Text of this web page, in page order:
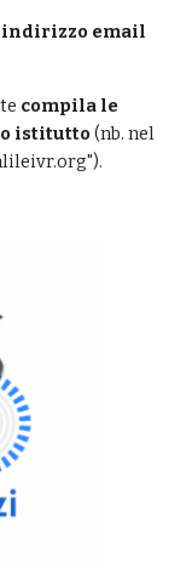
email
compila le
istitutto (nb. nel